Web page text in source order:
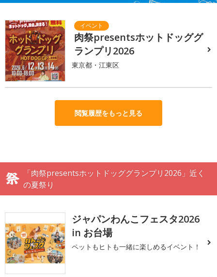
肉祭presentsホットドッググ
ランプリ2026
東京都・江東区
閲覧履歴をもっと見る
「肉祭presentsホットドッググランプリ2026」近く
の夏祭り
ジャパンわんこフェスタ2026
in お台場
ペットもヒトも一緒に楽しめるイベント！